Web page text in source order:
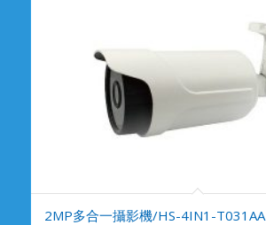
2MP多合一攝影機/HS-4IN1-T031AA